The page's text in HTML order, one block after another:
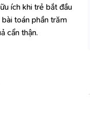
ích khi trẻ bắt đầu
toán phần trăm
cẩn thận.